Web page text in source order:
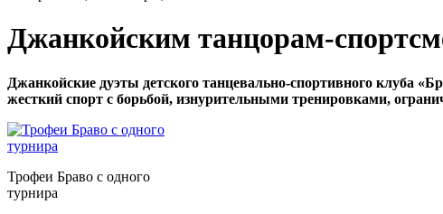
Джанкойским танцорам-
Джанкойские дуэты детского танцевально-спортивного клуба
жесткий спорт с борьбой, изнурительными тренировками,
Трофеи Браво с одного
турнира